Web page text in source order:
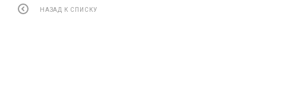
НАЗАД К СПИСКУ